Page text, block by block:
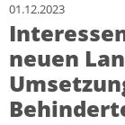
01.12.2023
neuen